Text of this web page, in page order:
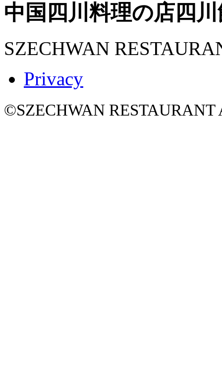
中国四川料理の店 四
SZECHWAN
Privacy
©SZECHWAN RESTAURANT